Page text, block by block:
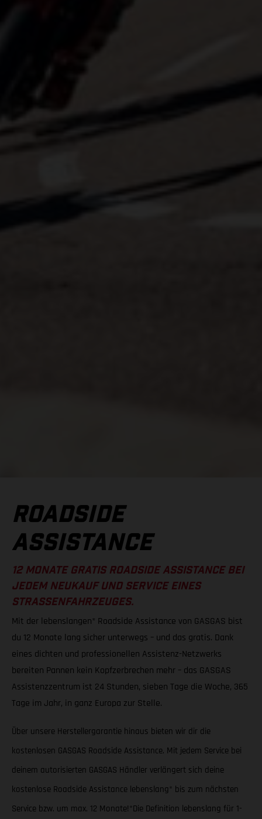
ROADSIDE
ASSISTANCE
12 MONATE GRATIS ROADSIDE ASSISTANCE BEI
JEDEM NEUKAUF UND SERVICE EINES
STRASSENFAHRZEUGES.
Mit der lebenslangen* Roadside Assistance von GASGAS bist
du 12 Monate lang sicher unterwegs – und das gratis. Dank
eines dichten und professionellen Assistenz-Netzwerks
bereiten Pannen kein Kopfzerbrechen mehr – das GASGAS
Assistenzzentrum ist 24 Stunden, sieben Tage die Woche, 365
Tage im Jahr, in ganz Europa zur Stelle.
Über unsere Herstellergarantie hinaus bieten wir dir die
kostenlosen GASGAS Roadside Assistance. Mit jedem Service bei
deinem autorisierten GASGAS Händler verlängert sich deine
kostenlose Roadside Assistance lebenslang* bis zum nächsten
Service bzw. um max. 12 Monate!*Die Definition lebenslang für 1-